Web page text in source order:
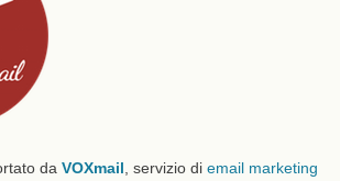
da VOXmail , servizio di email marketing